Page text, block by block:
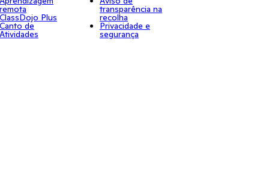
remota
ClassDojo Plus
Canto de
Atividades
transparência na
recolha
Privacidade e
segurança